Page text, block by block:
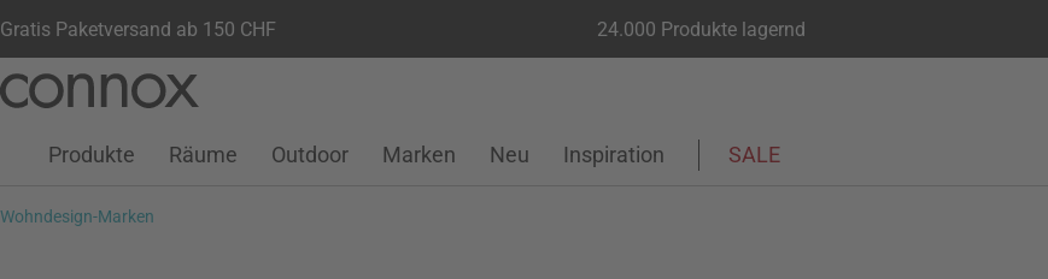
Gratis Paketversand ab 150 CHF 24.000 Produkte lagernd
Seiteninhalt
Suchfeld
Kundenkonto
Wunschliste
Warenkorb
Produkte Räume Outdoor Marken Neu Inspiration SALE
Wohndesign-Marken